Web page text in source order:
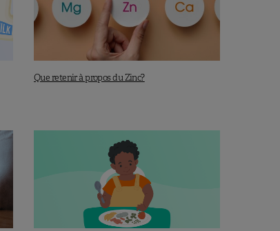
Que retenir à propos du Zinc?